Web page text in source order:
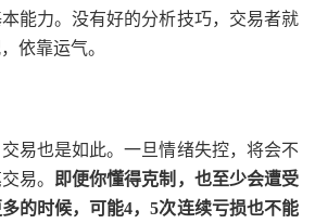
能力。没有好的分析技巧，交易者就
依靠运气。
易也是如此。一旦情绪失控，将会不
易。
即便你懂得克制，也至少会遭受
的时候，可能4，5次连续亏损也不能